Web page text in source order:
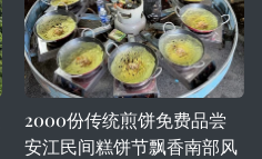
2000份传统煎饼免费品尝
安江民间糕饼节飘香南部风